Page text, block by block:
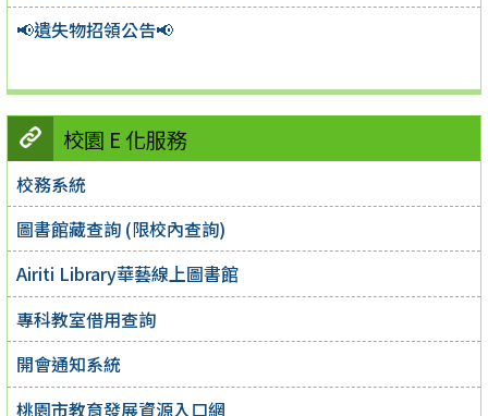
📢遺失物招領公告📢
校園 E 化服務
校務系統
圖書館藏查詢 (限校內查詢)
Airiti Library華藝線上圖書館
專科教室借用查詢
開會通知系統
桃園市教育發展資源入口網